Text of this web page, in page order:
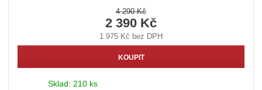
4 290 Kč
2 390 Kč
1 975 Kč bez DPH
KOUPIT
Sklad: 210 ks